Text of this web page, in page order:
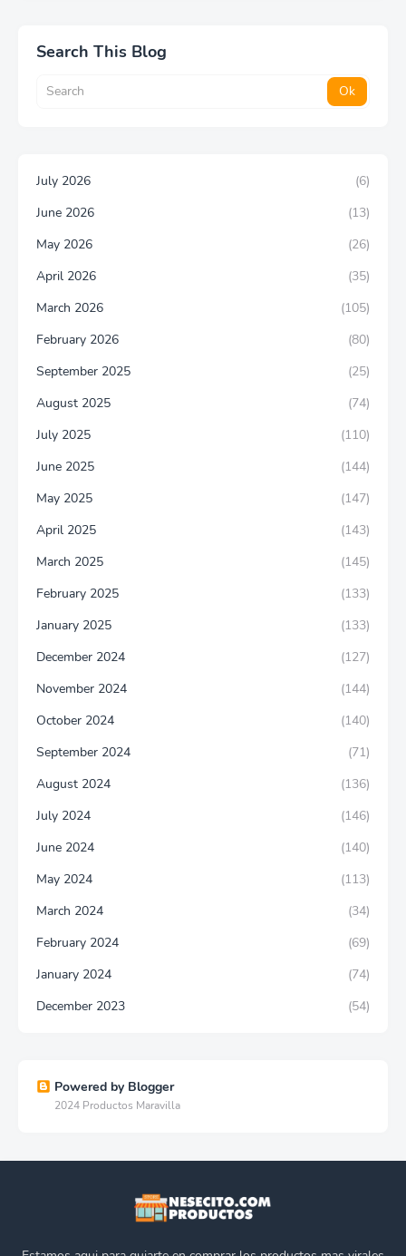
Search This Blog
July 2026
(6)
June 2026
(13)
May 2026
(26)
April 2026
(35)
March 2026
(105)
February 2026
(80)
September 2025
(25)
August 2025
(74)
July 2025
(110)
June 2025
(144)
May 2025
(147)
April 2025
(143)
March 2025
(145)
February 2025
(133)
January 2025
(133)
December 2024
(127)
November 2024
(144)
October 2024
(140)
September 2024
(71)
August 2024
(136)
July 2024
(146)
June 2024
(140)
May 2024
(113)
March 2024
(34)
February 2024
(69)
January 2024
(74)
December 2023
(54)
Powered by Blogger
2024 Productos Maravilla